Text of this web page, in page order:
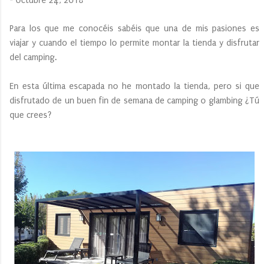
Para los que me conocéis sabéis que una de mis pasiones es
viajar y cuando el tiempo lo permite montar la tienda y disfrutar
del camping.
En esta última escapada no he montado la tienda, pero si que
disfrutado de un buen fin de semana de camping o glambing ¿Tú
que crees?